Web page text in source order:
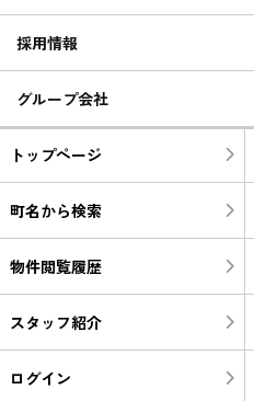
採用情報
グループ会社
トップページ
町名から検索
物件閲覧履歴
スタッフ紹介
ログイン